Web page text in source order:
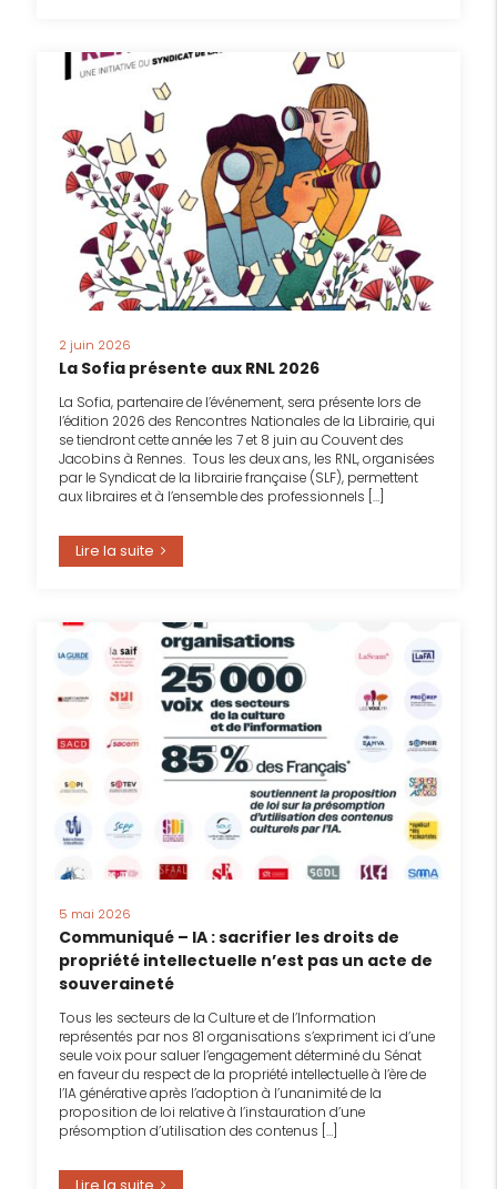
2 juin 2026
La Sofia présente aux RNL 2026
La Sofia, partenaire de l’événement, sera présente lors de
l’édition 2026 des Rencontres Nationales de la Librairie, qui
se tiendront cette année les 7 et 8 juin au Couvent des
Jacobins à Rennes. Tous les deux ans, les RNL, organisées
par le Syndicat de la librairie française (SLF), permettent
aux libraires et à l’ensemble des professionnels […]
Lire la suite
5 mai 2026
Communiqué – IA : sacrifier les droits de
propriété intellectuelle n’est pas un acte de
souveraineté
Tous les secteurs de la Culture et de l’Information
représentés par nos 81 organisations s’expriment ici d’une
seule voix pour saluer l’engagement déterminé du Sénat
en faveur du respect de la propriété intellectuelle à l’ère de
l’IA générative après l’adoption à l’unanimité de la
proposition de loi relative à l’instauration d’une
présomption d’utilisation des contenus […]